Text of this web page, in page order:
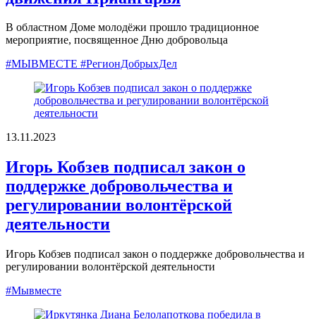
В областном Доме молодёжи прошло традиционное
мероприятие, посвященное Дню добровольца
#МЫВМЕСТЕ #РегионДобрыхДел
13.11.2023
Игорь Кобзев подписал закон о
поддержке добровольчества и
регулировании волонтёрской
деятельности
Игорь Кобзев подписал закон о поддержке добровольчества и
регулировании волонтёрской деятельности
#Мывместе